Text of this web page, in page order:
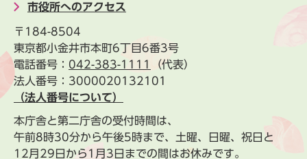
市役所へのアクセス
〒184-8504
東京都小金井市本町6丁目6番3号
電話番号： 042-383-1111
（代表）
法人番号：3000020132101
（法人番号について）
本庁舎と第二庁舎の受付時間は、
午前8時30分から午後5時まで、土曜、日曜、祝日と
12月29日から1月3日までの間はお休みです。